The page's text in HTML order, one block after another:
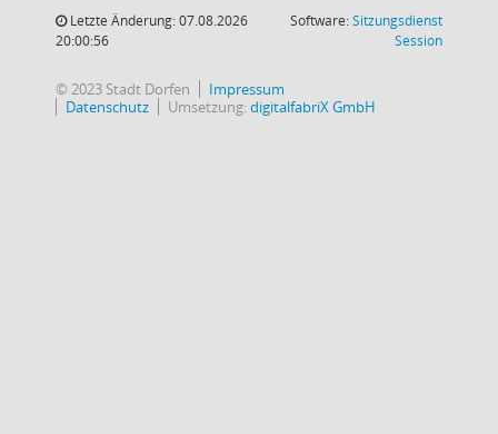
Letzte Änderung: 07.08.2026
20:00:56
Software:Sitzungsdienst
Session(Wird in
© 2023 Stadt Dorfen
Impressum
Datenschutz
Umsetzung:digitalfabriX GmbH